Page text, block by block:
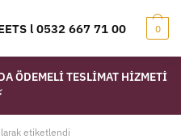
l 0532 667 71 00 0
ÖDEMELİ TESLİMAT HİZMETİ
etiketlendi